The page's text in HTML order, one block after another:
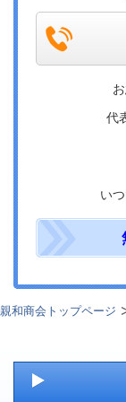
代
い
親和商会トップページ